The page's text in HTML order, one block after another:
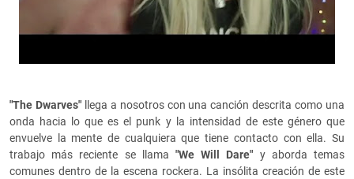
"The Dwarves"llega a nosotros con una canción descrita como una
onda hacia lo que es el punk y la intensidad de este género que
envuelve la mente de cualquiera que tiene contacto con ella. Su
trabajo más reciente se llama "We Will Dare" y aborda temas
comunes dentro de la escena rockera. La insólita creación de este